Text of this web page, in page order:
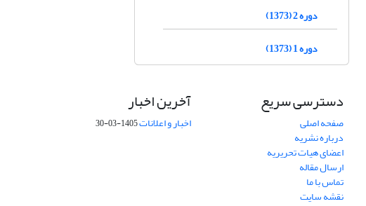
دوره 2 (1373)
دوره 1 (1373)
دسترسی سریع
صفحه اصلی
درباره نشریه
اعضای هیات تحریریه
ارسال مقاله
تماس با ما
نقشه سایت
آخرین اخبار
اخبار و اعلانات1405-03-30